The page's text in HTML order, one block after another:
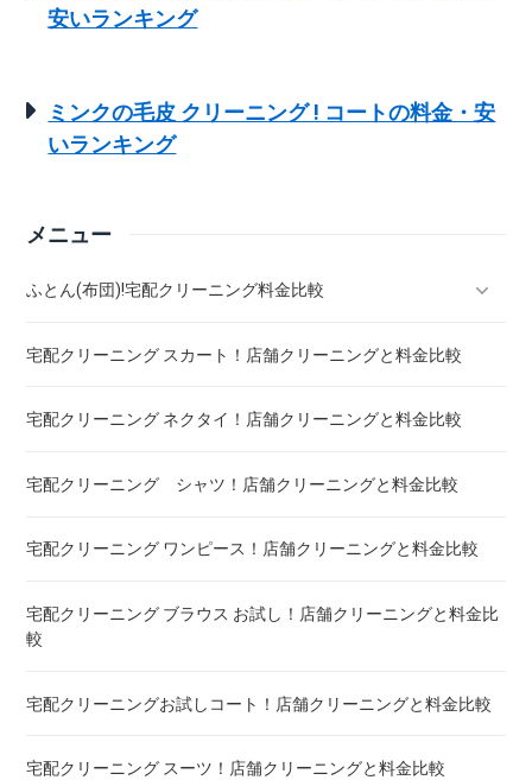
安いランキング
ミンクの毛皮 クリーニング ! コートの料金・安
いランキング
メニュー
ふとん(布団)!宅配クリーニング料金比較
羽毛ふとん(布団)!宅配クリーニング料金比較
こたつ布団 クリーニング ! 料金 比較
布団クリーニング ! ダニ除去率ランキング
布団クリーニング 真空圧縮サービス 料金比較 ! 市販の圧縮袋
宅配クリーニング 絨毯・カーペット ! 料金 比較
宅配クリーニング シーツ ! 安いランキング
宅配クリーニング スカート！店舗クリーニングと料金比較
宅配クリーニング ネクタイ！店舗クリーニングと料金比較
宅配クリーニング シャツ！店舗クリーニングと料金比較
宅配クリーニング ワンピース！店舗クリーニングと料金比較
宅配クリーニング ブラウス お試し！店舗クリーニングと料金比
較
宅配クリーニングお試しコート！店舗クリーニングと料金比較
宅配クリーニング スーツ！店舗クリーニングと料金比較